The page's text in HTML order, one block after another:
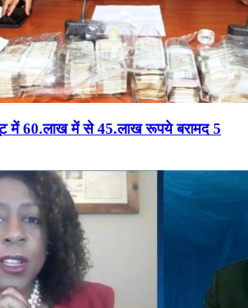
में 60.लाख में से 45.लाख रूपये बरामद 5